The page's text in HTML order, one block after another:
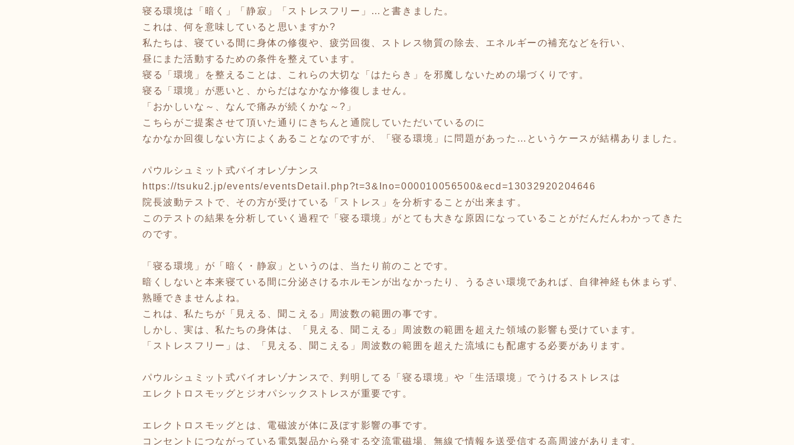
寝る環境は「暗く」「静寂」「ストレスフリー」…と書きました。
これは、何を意味していると思いますか?
私たちは、寝ている間に身体の修復や、疲労回復、ストレス物質の除去、エネルギーの補充などを行い、
昼にまた活動するための条件を整えています。
寝る「環境」を整えることは、これらの大切な「はたらき」を邪魔しないための場づくりです。
寝る「環境」が悪いと、からだはなかなか修復しません。
「おかしいな～、なんで痛みが続くかな～?」
こちらがご提案させて頂いた通りにきちんと通院していただいているのに
なかなか回復しない方によくあることなのですが、「寝る環境」に問題があった…というケースが結構ありました。
パウルシュミット式バイオレゾナンス
https://tsuku2.jp/events/eventsDetail.php?t=3&Ino=000010056500&ecd=13032920204646
院長波動テストで、その方が受けている「ストレス」を分析することが出来ます。
このテストの結果を分析していく過程で「寝る環境」がとても大きな原因になっていることがだんだんわかってきた
のです。
「寝る環境」が「暗く・静寂」というのは、当たり前のことです。
暗くしないと本来寝ている間に分泌さけるホルモンが出なかったり、うるさい環境であれば、自律神経も休まらず、
熟睡できませんよね。
これは、私たちが「見える、聞こえる」周波数の範囲の事です。
しかし、実は、私たちの身体は、「見える、聞こえる」周波数の範囲を超えた領域の影響も受けています。
「ストレスフリー」は、「見える、聞こえる」周波数の範囲を超えた流域にも配慮する必要があります。
パウルシュミット式バイオレゾナンスで、判明してる「寝る環境」や「生活環境」でうけるストレスは
エレクトロスモッグとジオパシックストレスが重要です。
エレクトロスモッグとは、電磁波が体に及ぼす影響の事です。
コンセントにつながっている電気製品から発する交流電磁場、無線で情報を送受信する高周波があります。